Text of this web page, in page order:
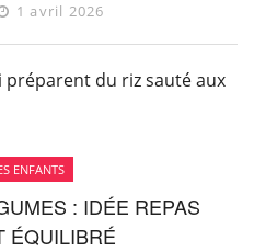
1 avril 2026
ENFANTS
: IDÉE REPAS
ÉQUILIBRÉ